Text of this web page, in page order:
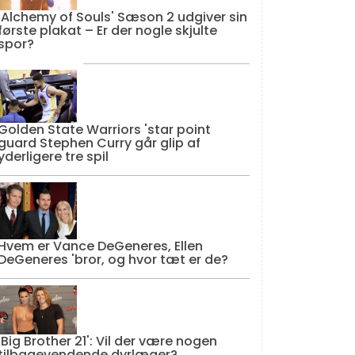
of Souls' Sæson 2 udgiver sin
plakat – Er der nogle skjulte
State Warriors 'star point
Stephen Curry går glip af
tre spil
er Vance DeGeneres, Ellen
'bror, og hvor tæt er de?
Brother 21': Vil der være nogen